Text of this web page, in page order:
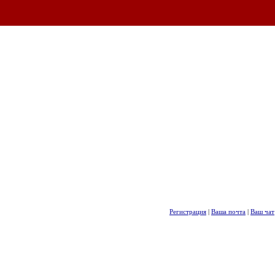
Регистрация | Ваша почта | Ваш чат